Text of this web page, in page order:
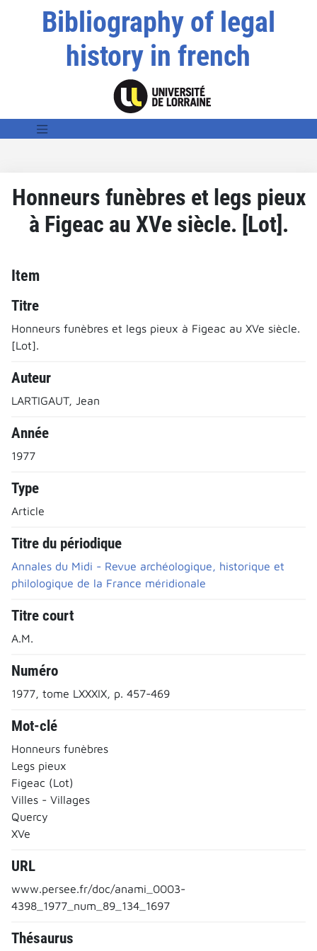
Bibliography of legal
history in french
Honneurs funèbres et legs pieux
à Figeac au XVe siècle. [Lot].
Item
Titre
Honneurs funèbres et legs pieux à Figeac au XVe siècle.
[Lot].
Auteur
LARTIGAUT, Jean
Année
1977
Type
Article
Titre du périodique
Annales du Midi - Revue archéologique, historique et
philologique de la France méridionale
Titre court
A.M.
Numéro
1977, tome LXXXIX, p. 457-469
Mot-clé
Honneurs funèbres
Legs pieux
Figeac (Lot)
Villes - Villages
Quercy
XVe
URL
www.persee.fr/doc/anami_0003-
4398_1977_num_89_134_1697
Thésaurus